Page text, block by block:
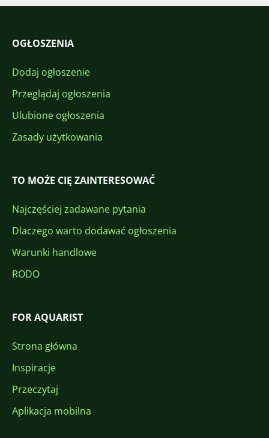
OGŁOSZENIA
Dodaj ogłoszenie
Przeglądaj ogłoszenia
Ulubione ogłoszenia
Zasady użytkowania
TO MOŻE CIĘ ZAINTERESOWAĆ
Najczęściej zadawane pytania
Dlaczego warto dodawać ogłoszenia
Warunki handlowe
RODO
FOR AQUARIST
Strona główna
Inspiracje
Przeczytaj
Aplikacja mobilna